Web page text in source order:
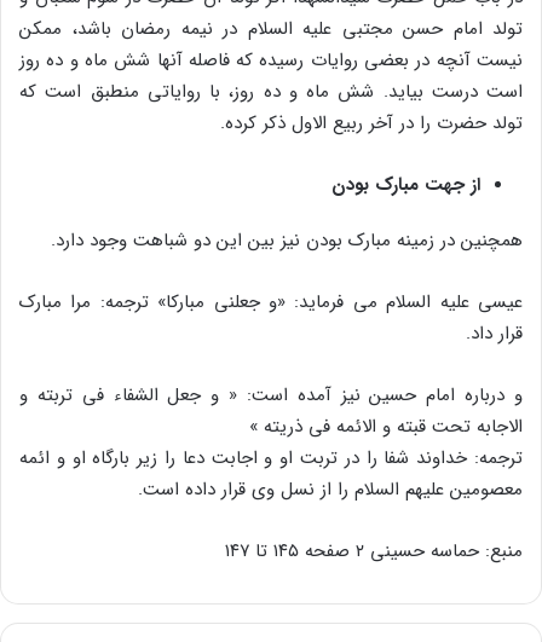
تولد امام حسن مجتبی علیه السلام در نیمه رمضان باشد، ممکن
نیست آنچه در بعضی روایات رسیده که فاصله آنها شش ماه و ده روز
است درست بیاید. شش ماه و ده روز، با روایاتی منطبق است که
تولد حضرت را در آخر ربیع‏ الاول ذکر کرده.
از جهت مبارک بودن
همچنین در زمینه مبارک بودن نیز بین این دو شباهت وجود دارد.
عیسی علیه السلام می فرماید: «و جعلنی مبارکا» ترجمه: مرا مبارک
قرار داد.
و درباره امام حسین نیز آمده است: « و جعل الشفاء فی تربته و
الاجابه تحت قبته و الائمه فی ذریته »
ترجمه: خداوند شفا را در تربت او و اجابت دعا را زیر بارگاه او و ائمه
معصومین علیهم السلام را از نسل وی قرار داده است.
منبع: حماسه حسینی ۲ صفحه ۱۴۵ تا ۱۴۷